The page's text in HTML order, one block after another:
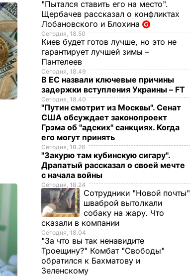
"Пытался ставить его на место".
Щербачев рассказал о конфликтах
Лобановского и Блохина
Сегодня, 18.50
Киев будет готов лучше, но это не
гарантирует лучшей зимы –
Пантелеев
Сегодня, 18.49
В ЕС назвали ключевые причины
задержки вступления Украины – FT
Сегодня, 18.40
"Путин смотрит из Москвы". Сенат
США обсуждает законопроект
Грэма об "адских" санкциях. Когда
его могут принять
Сегодня, 18.26
"Закурю там кубинскую сигару".
Драпатый рассказал о своей мечте
с начала войны
Сегодня, 18.24
Сотрудники "Новой почты"
шваброй вытолкали
собаку на жару. Что
сказали в компании
Сегодня, 18.04
"За что вы так ненавидите
Троещину?" Комбат "Свободы"
обратился к Бахматову и
Зеленскому